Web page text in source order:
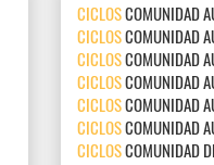
CICLOSCOMUNIDAD
CICLOSCOMUNIDAD
CICLOSCOMUNIDAD
CICLOSCOMUNIDAD
CICLOSCOMUNIDAD
CICLOSCOMUNIDAD
CICLOSCOMUNIDAD